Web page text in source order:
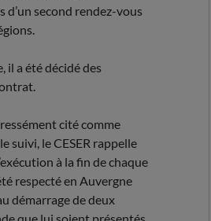
second rendez-vous
il a été décidé des
cité comme
suivi, le CESER rappelle
à la fin de chaque
respecté en Auvergne
démarrage de deux